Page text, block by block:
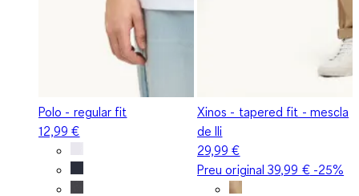
Polo - regular fit
12,99 €
Xinos - tapered fit - mescla
de lli
29,99 €
Preu original39,99 €-25%